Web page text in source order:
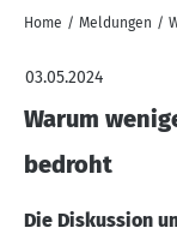
Home / Meldungen /
03.05.2024
Warum
bedroht
Die Diskussion